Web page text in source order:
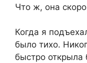
Что ж, она
Когда я
было тихо.
быстро открыла